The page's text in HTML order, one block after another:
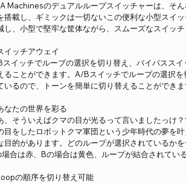
Machinesのデュアルループスイッチャーは、そ
搭載し、ギミックは一切ないこの便利な小型スイ
し、小型で堅牢な筐体ながら、スムーズなスイッチ
イッチアウェイ
イッチでループの選択を切り替え、バイパスス
ることができます。A/Bスイッチでループの選択
いるので、トーンを簡単に切り替えることができま
なたの世界を彩る
、そういえばクマの目が光るって言いましたっけ
目をしたロボットクマ軍団という少年時代の夢を
目的があります。どのループが選択されているか
合は赤、Bの場合は黄色、ループが結合されてい
の順序を切り替え可能